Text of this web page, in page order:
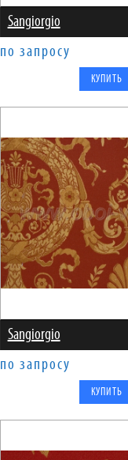
Sangiorgio
по запросу
Sangiorgio
по запросу